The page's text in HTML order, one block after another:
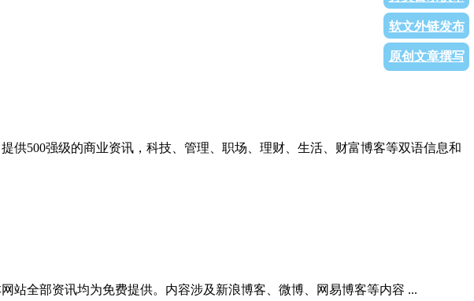
软文外链发布
原创文章撰写
供500强级的商业资讯，科技、管理、职场、理财、生活、财富博客等双语信息和
站全部资讯均为免费提供。内容涉及新浪博客、微博、网易博客等内容 ...